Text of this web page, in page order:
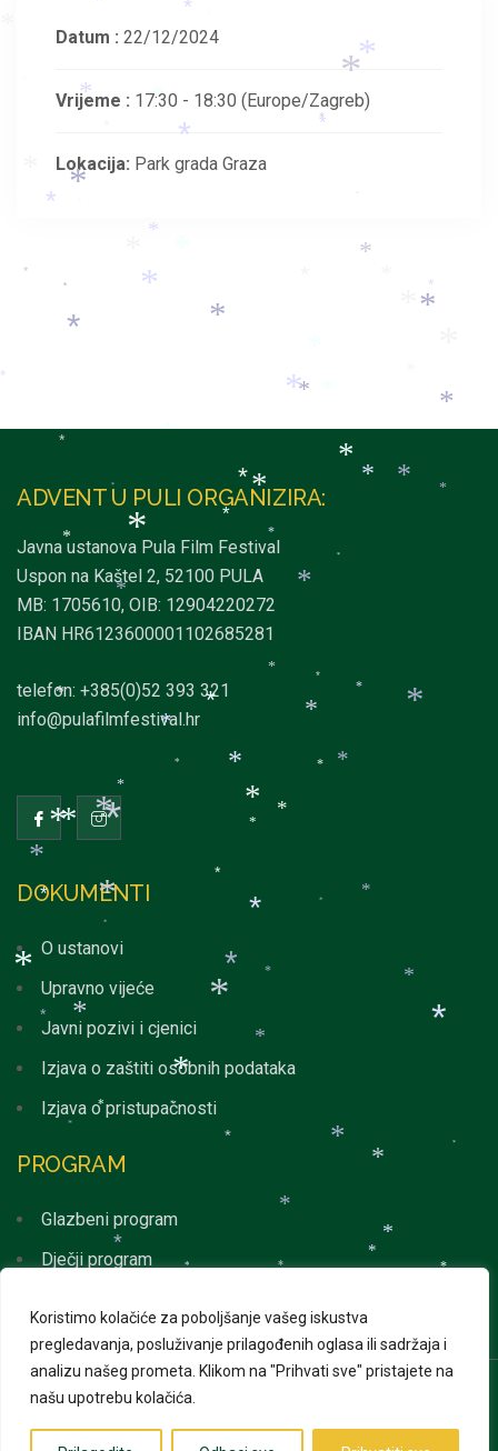
Koristimo kolačiće za poboljšanje vašeg iskustva
pregledavanja, posluživanje prilagođenih oglasa ili sadržaja i
analizu našeg prometa. Klikom na "Prihvati sve" pristajete na
našu upotrebu kolačića.
Datum : 22/12/2024
Vrijeme : 17:30 - 18:30 (Europe/Zagreb)
Lokacija: Park grada Graza
ADVENT U PULI ORGANIZIRA:
Javna ustanova Pula Film Festival
Uspon na Kaštel 2, 52100 PULA
MB: 1705610, OIB: 12904220272
IBAN HR6123600001102685281
telefon: +385(0)52 393 321
info@pulafilmfestival.hr
DOKUMENTI
O ustanovi
Upravno vijeće
Javni pozivi i cjenici
Izjava o zaštiti osobnih podataka
Izjava o pristupačnosti
PROGRAM
Glazbeni program
Dječji program
© 2026 Advent u Puli. Sva prava pridržana | Izrada web
stranicaWeb Projekt
*
*
*
*
*
*
*
*
*
*
*
*
*
*
*
*
*
*
*
*
*
*
*
*
*
*
*
*
*
*
*
*
*
*
*
*
*
*
*
*
*
*
*
*
*
*
*
*
*
*
*
*
*
*
*
*
*
*
*
*
*
*
*
*
*
*
*
*
*
*
*
*
*
*
*
*
*
*
*
*
*
*
*
*
*